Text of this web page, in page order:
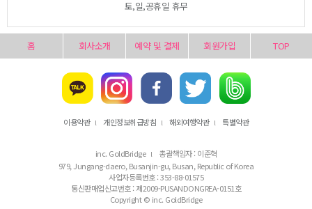
토,일,공휴일 휴무
홈 회사소개 예약 및 결제 회원가입 TOP
이용약관 l 개인정보취급방침 l 해외여행약관 l 특별약관
inc. GoldBridge l
총괄책임자 : 이준혁
979, Jungang-daero, Busanjin-gu, Busan, Republic of Korea
사업자등록번호 : 353-88-01575
통신판매업신고번호 : 제2009-PUSANDONGREA-0151호
Copyright © inc. GoldBridge